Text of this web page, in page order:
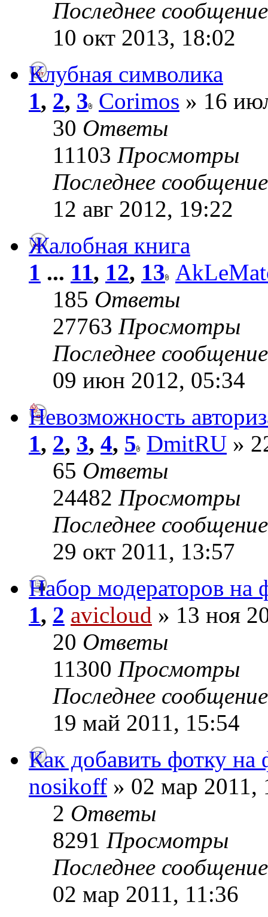
Последнее
10 окт 2013, 18:02
Клубная символика
1, 2, 3 Corimos » 16
30 Ответы
11103 Просмотры
Последнее
12 авг 2012, 19:22
Жалобная книга
1 ... 11, 12, 13
185 Ответы
27763 Просмотры
Последнее
09 июн 2012, 05:34
Невозможность
1, 2, 3, 4, 5 DmitRU »
65 Ответы
24482 Просмотры
Последнее
29 окт 2011, 13:57
Набор модераторов на
1, 2 avicloud » 13 ноя
20 Ответы
11300 Просмотры
Последнее
19 май 2011, 15:54
Как добавить фотку на
nosikoff » 02 мар 2011,
2 Ответы
8291 Просмотры
Последнее
02 мар 2011, 11:36